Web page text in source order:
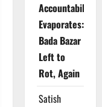
Accountability
Evaporates:
Bada Bazar
Left to
Rot, Again
Satish